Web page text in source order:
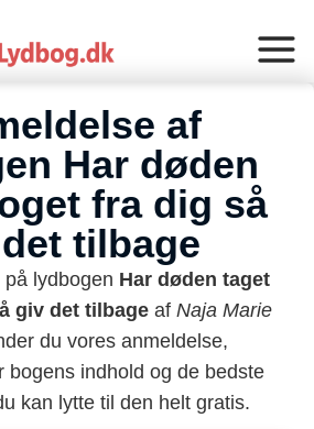
af
Har døden
fra dig så
tilbage
lydbogen Har døden taget
giv det tilbage af Naja Marie
du vores anmeldelse,
bogens indhold og de bedste
kan lytte til den helt gratis.